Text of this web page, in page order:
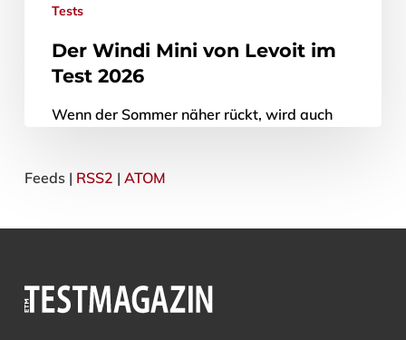
Tests
Der Windi Mini von Levoit im
Test 2026
Wenn der Sommer näher rückt, wird auch
sparsamen Ventilator wieder aktuell.
Schlafzimmern oder…
27. Mai 2026
Feeds | RSS2 | ATOM